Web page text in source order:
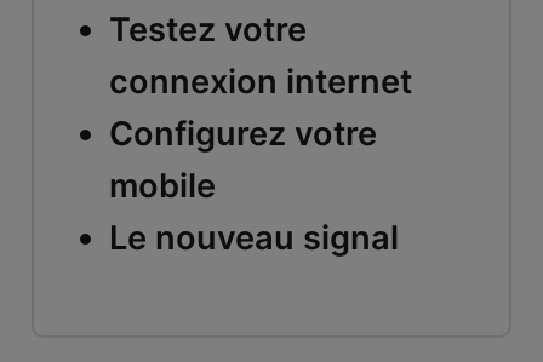
Testez votre
connexion internet
Configurez votre
mobile
Le nouveau signal